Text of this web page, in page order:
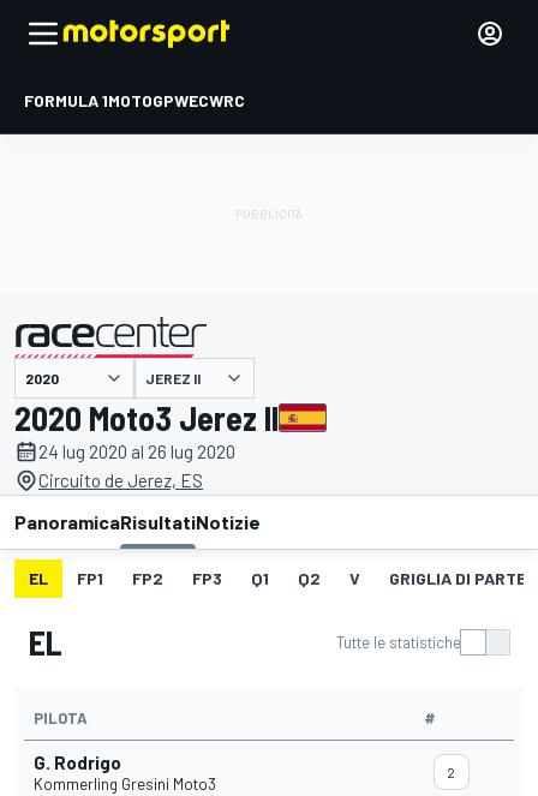
FORMULA 1MOTOGPWECWRC
presentato da JEREZ II
2020 Moto3 Jerez II
24 lug 2020 al 26 lug 2020
Circuito de Jerez, ES
PanoramicaRisultatiNotizie
EL FP1 FP2 FP3 Q1 Q2 V GRIGLIA DI
EL Tutte le statistiche
PILOTA #
G. Rodrigo
Kommerling Gresini Moto3
2